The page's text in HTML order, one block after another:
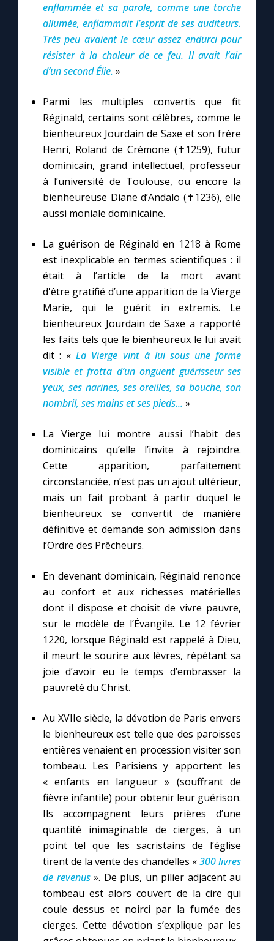
enflammée et sa parole, comme une torche
allumée, enflammait l’esprit de ses auditeurs.
Très peu avaient le cœur assez endurci pour
résister à la chaleur de ce feu. Il avait l’air
d’un second Élie. »
Parmi les multiples convertis que fit
Réginald, certains sont célèbres, comme le
bienheureux Jourdain de Saxe et son frère
Henri, Roland de Crémone (✝1259), futur
dominicain, grand intellectuel, professeur
à l’université de Toulouse, ou encore la
bienheureuse Diane d’Andalo (✝1236), elle
aussi moniale dominicaine.
La guérison de Réginald en 1218 à Rome
est inexplicable en termes scientifiques : il
était à l’article de la mort avant
d'être gratifié d’une apparition de la Vierge
Marie, qui le guérit in extremis. Le
bienheureux Jourdain de Saxe a rapporté
les faits tels que le bienheureux le lui avait
dit : «La Vierge vint à lui sous une forme
visible et frotta d’un onguent guérisseur ses
yeux, ses narines, ses oreilles, sa bouche, son
nombril, ses mains et ses pieds... »
La Vierge lui montre aussi l’habit des
dominicains qu’elle l’invite à rejoindre.
Cette apparition, parfaitement
circonstanciée, n’est pas un ajout ultérieur,
mais un fait probant à partir duquel le
bienheureux se convertit de manière
définitive et demande son admission dans
l’Ordre des Prêcheurs.
En devenant dominicain, Réginald renonce
au confort et aux richesses matérielles
dont il dispose et choisit de vivre pauvre,
sur le modèle de l’Évangile. Le 12 février
1220, lorsque Réginald est rappelé à Dieu,
il meurt le sourire aux lèvres, répétant sa
joie d’avoir eu le temps d’embrasser la
pauvreté du Christ.
Au XVIIe siècle, la dévotion de Paris envers
le bienheureux est telle que des paroisses
entières venaient en procession visiter son
tombeau. Les Parisiens y apportent les
« enfants en langueur » (souffrant de
fièvre infantile) pour obtenir leur guérison.
Ils accompagnent leurs prières d’une
quantité inimaginable de cierges, à un
point tel que les sacristains de l’église
tirent de la vente des chandelles «300 livres
de revenus». De plus, un pilier adjacent au
tombeau est alors couvert de la cire qui
coule dessus et noirci par la fumée des
cierges. Cette dévotion s’explique par les